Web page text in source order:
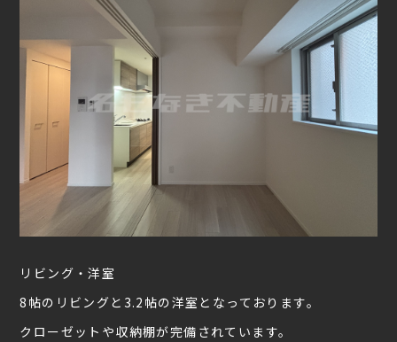
リビング・洋室
8帖のリビングと3.2帖の洋室となっております。
クローゼットや収納棚が完備されています。